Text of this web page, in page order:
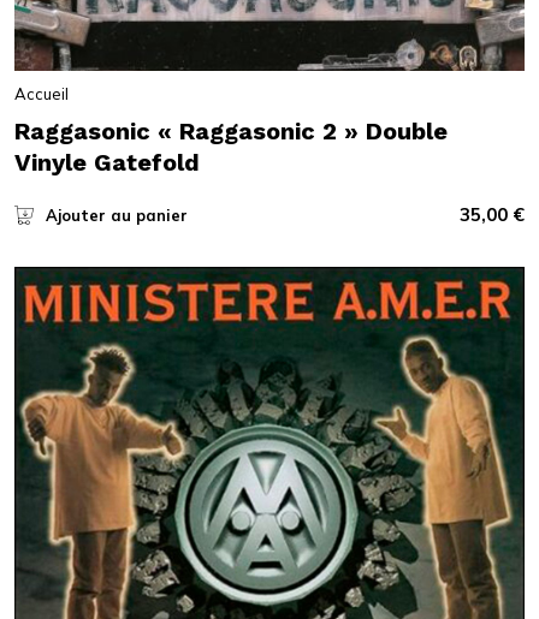
Accueil
Raggasonic « Raggasonic 2 » Double
Vinyle Gatefold
Ajouter au panier 35,00 €